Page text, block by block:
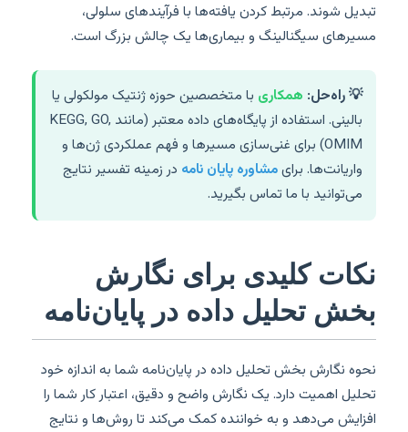
تبدیل شوند. مرتبط کردن یافته‌ها با فرآیندهای سلولی،
مسیرهای سیگنالینگ و بیماری‌ها یک چالش بزرگ است.
💡 راه‌حل: همکاری با متخصصین حوزه ژنتیک مولکولی یا
بالینی. استفاده از پایگاه‌های داده معتبر (مانند KEGG, GO,
OMIM) برای غنی‌سازی مسیرها و فهم عملکردی ژن‌ها و
واریانت‌ها. برایمشاوره پایان نامه در زمینه تفسیر نتایج
می‌توانید با ما تماس بگیرید.
نکات کلیدی برای نگارش
بخش تحلیل داده در پایان‌نامه
نحوه نگارش بخش تحلیل داده در پایان‌نامه شما به اندازه خود
تحلیل اهمیت دارد. یک نگارش واضح و دقیق، اعتبار کار شما را
افزایش می‌دهد و به خواننده کمک می‌کند تا روش‌ها و نتایج